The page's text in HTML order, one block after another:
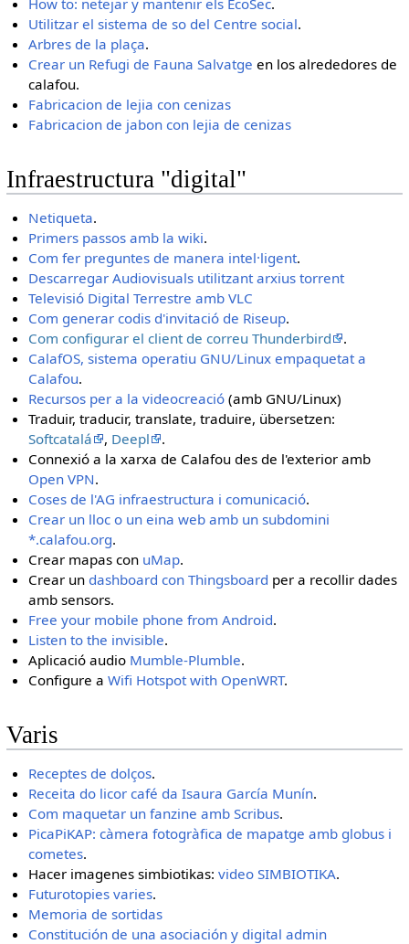
How to: netejar y mantenir els EcoSec.
Utilitzar el sistema de so del Centre social.
Arbres de la plaça.
Crear un Refugi de Fauna Salvatge en los alrededores de
calafou.
Fabricacion de lejia con cenizas
Fabricacion de jabon con lejia de cenizas
Infraestructura "digital"
Netiqueta.
Primers passos amb la wiki.
Com fer preguntes de manera intel·ligent.
Descarregar Audiovisuals utilitzant arxius torrent
Televisió Digital Terrestre amb VLC
Com generar codis d'invitació de Riseup.
Com configurar el client de correu Thunderbird
.
CalafOS, sistema operatiu GNU/Linux empaquetat a
Calafou.
Recursos per a la videocreació (amb GNU/Linux)
Traduir, traducir, translate, traduire, übersetzen:
Softcatalá
, Deepl
.
Connexió a la xarxa de Calafou des de l'exterior amb
Open VPN.
Coses de l'AG infraestructura i comunicació.
Crear un lloc o un eina web amb un subdomini
*.calafou.org.
Crear mapas con uMap.
Crear un dashboard con Thingsboard per a recollir dades
amb sensors.
Free your mobile phone from Android.
Listen to the invisible.
Aplicació audio Mumble-Plumble.
Configure aWifi Hotspot with OpenWRT.
Varis
Receptes de dolços.
Receita do licor café da Isaura García Munín.
Com maquetar un fanzine amb Scribus.
PicaPiKAP: càmera fotogràfica de mapatge amb globus i
cometes.
Hacer imagenes simbiotikas:video SIMBIOTIKA.
Futurotopies varies.
Memoria de sortidas
Constitución de una asociación y digital admin